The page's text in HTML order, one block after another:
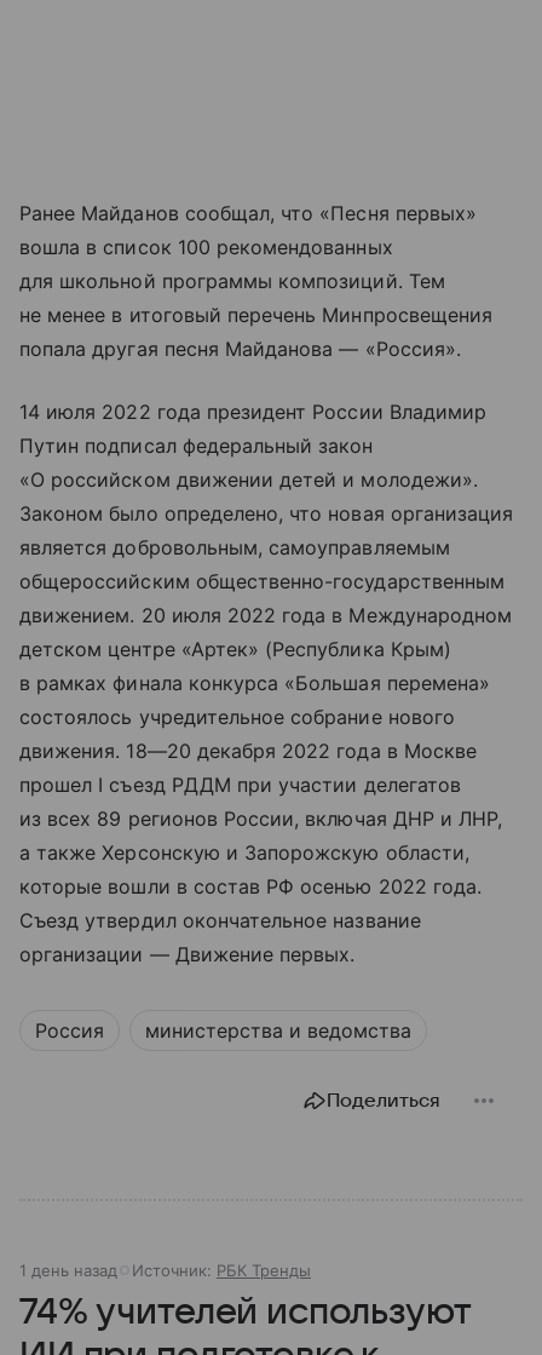
Ранее Майданов сообщал, что «Песня первых»
вошла в список 100 рекомендованных
для школьной программы композиций. Тем
не менее в итоговый перечень Минпросвещения
попала другая песня Майданова — «Россия».
14 июля 2022 года президент России Владимир
Путин подписал федеральный закон
«О российском движении детей и молодежи».
Законом было определено, что новая организация
является добровольным, самоуправляемым
общероссийским общественно-государственным
движением. 20 июля 2022 года в Международном
детском центре «Артек» (Республика Крым)
в рамках финала конкурса «Большая перемена»
состоялось учредительное собрание нового
движения. 18—20 декабря 2022 года в Москве
прошел I съезд РДДМ при участии делегатов
из всех 89 регионов России, включая ДНР и ЛНР,
а также Херсонскую и Запорожскую области,
которые вошли в состав РФ осенью 2022 года.
Съезд утвердил окончательное название
организации — Движение первых.
Россия министерства и ведомства
Поделиться
1 день назад Источник: РБК Тренды
74% учителей используют